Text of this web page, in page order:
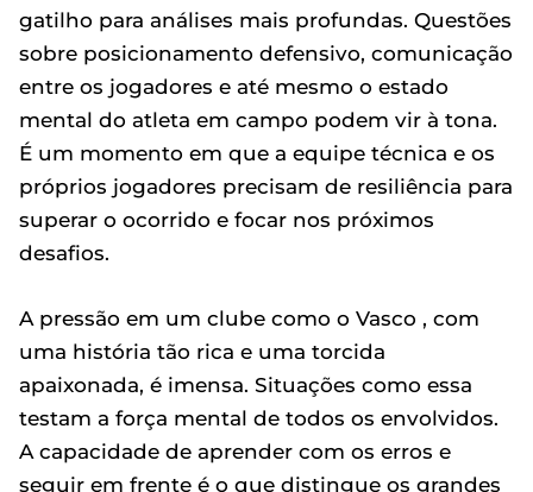
gatilho para análises mais profundas. Questões
sobre posicionamento defensivo, comunicação
entre os jogadores e até mesmo o estado
mental do atleta em campo podem vir à tona.
É um momento em que a equipe técnica e os
próprios jogadores precisam de resiliência para
superar o ocorrido e focar nos próximos
desafios.
A pressão em um clube como o Vasco , com
uma história tão rica e uma torcida
apaixonada, é imensa. Situações como essa
testam a força mental de todos os envolvidos.
A capacidade de aprender com os erros e
seguir em frente é o que distingue os grandes